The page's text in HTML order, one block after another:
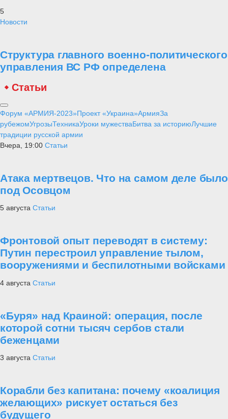
5
Новости
Структура главного военно-политического
управления ВС РФ определена
Статьи
Форум «АРМИЯ-2023»Проект «Украина»АрмияЗа
рубежомУгрозыТехникаУроки мужестваБитва за историюЛучшие
традиции русской армии
Вчера, 19:00 Статьи
Атака мертвецов. Что на самом деле было
под Осовцом
5 августа Статьи
Фронтовой опыт переводят в систему:
Путин перестроил управление тылом,
вооружениями и беспилотными войсками
4 августа Статьи
«Буря» над Краиной: операция, после
которой сотни тысяч сербов стали
беженцами
3 августа Статьи
Корабли без капитана: почему «коалиция
желающих» рискует остаться без
будущего